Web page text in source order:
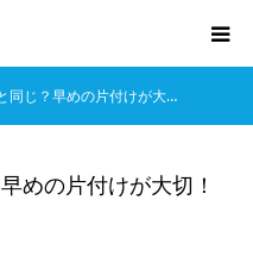
同じ？早めの片付けが大…
めの片付けが大切！